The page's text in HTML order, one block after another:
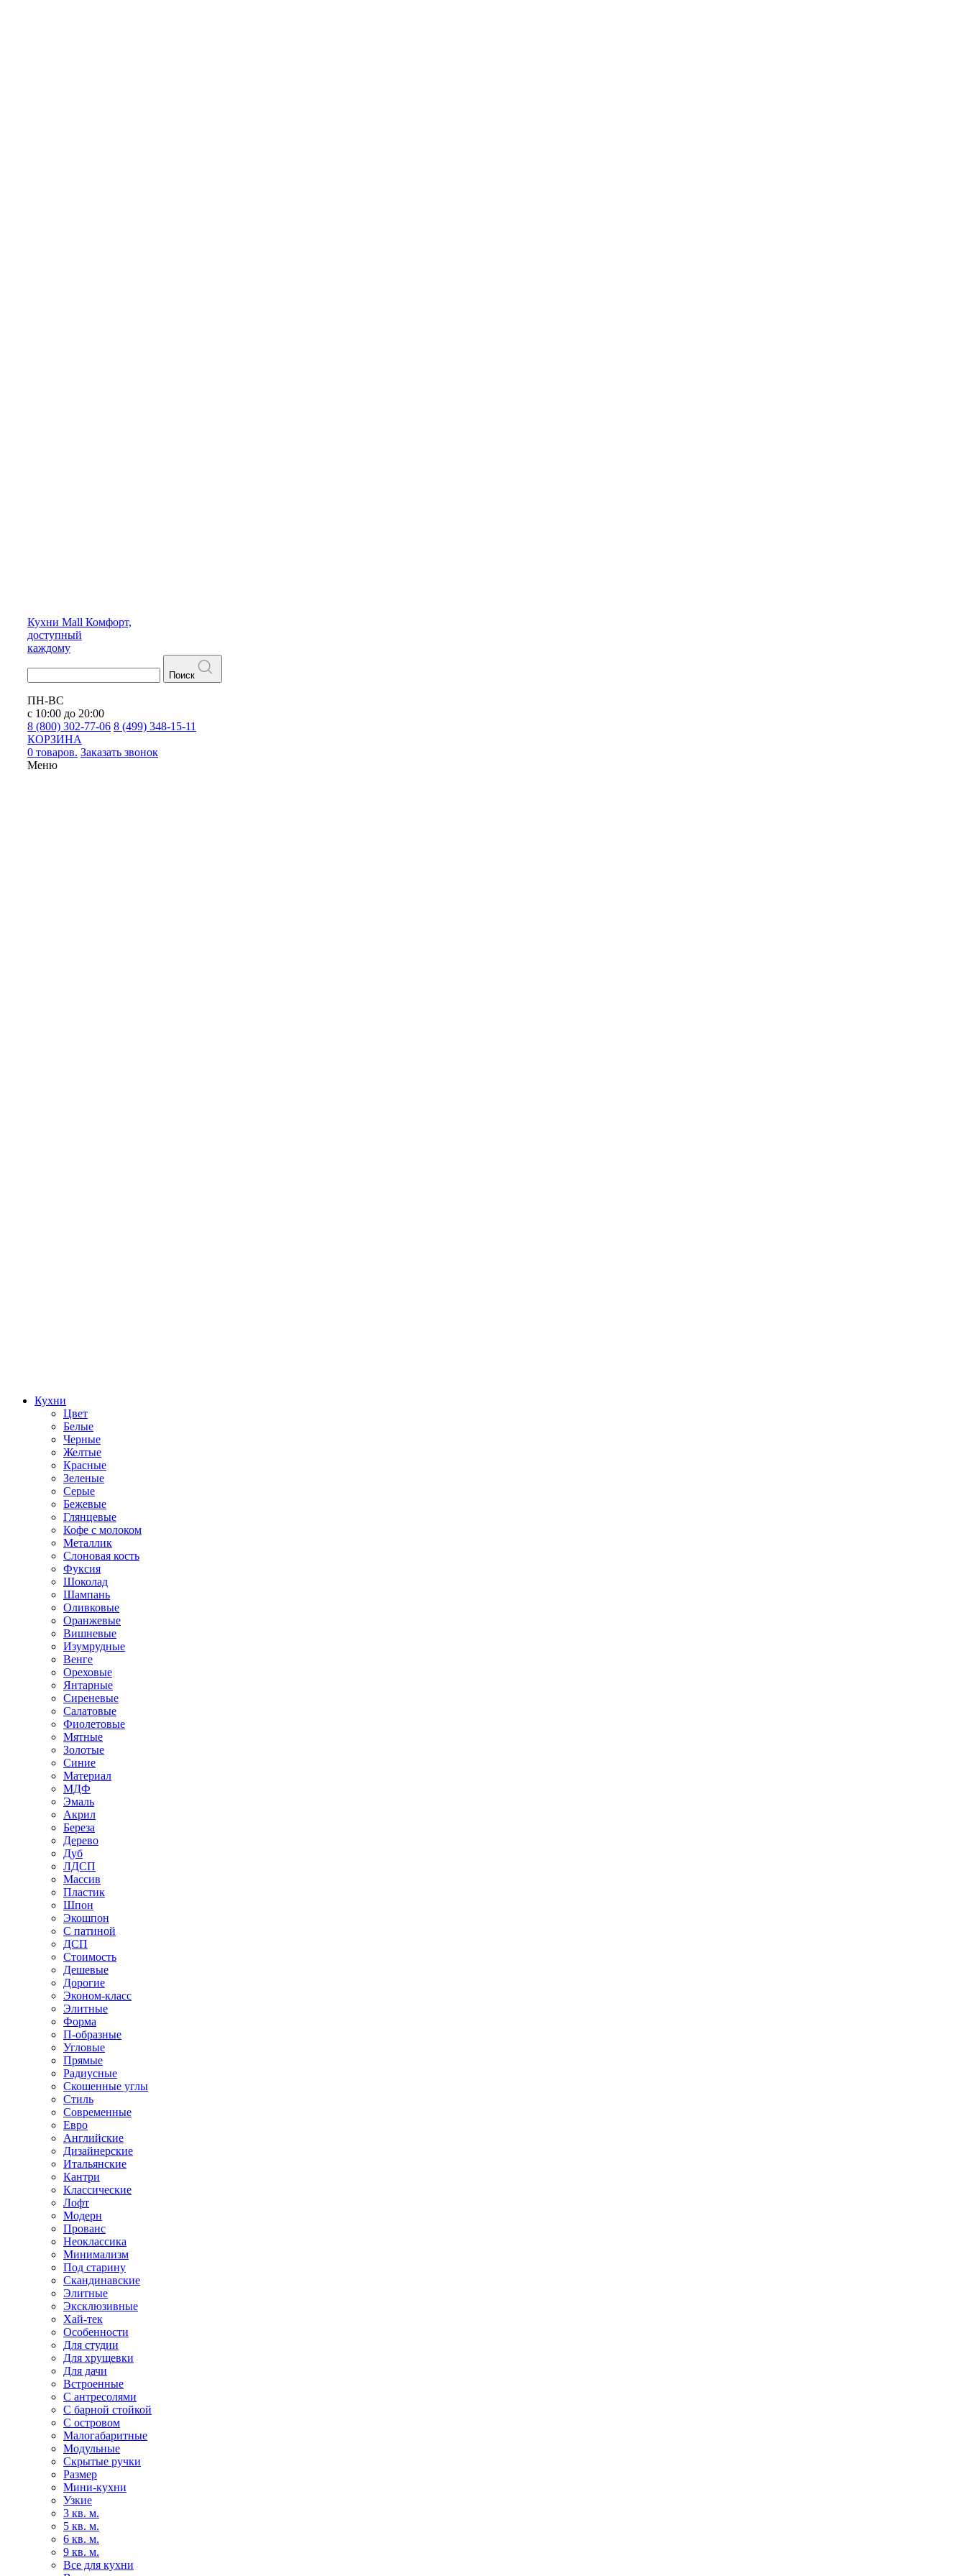
Кухни Mall Комфорт,
доступный
каждому
Поиск
ПН-ВС
с 10:00 до 20:00
8 (800) 302-77-06 8 (499) 348-15-11
КОРЗИНА
0 товаров. Заказать звонок
Меню
Кухни
Цвет
Белые
Черные
Желтые
Красные
Зеленые
Серые
Бежевые
Глянцевые
Кофе с молоком
Металлик
Слоновая кость
Фуксия
Шоколад
Шампань
Оливковые
Оранжевые
Вишневые
Изумрудные
Венге
Ореховые
Янтарные
Сиреневые
Салатовые
Фиолетовые
Мятные
Золотые
Синие
Материал
МДФ
Эмаль
Акрил
Береза
Дерево
Дуб
ЛДСП
Массив
Пластик
Шпон
Экошпон
С патиной
ДСП
Стоимость
Дешевые
Дорогие
Эконом-класс
Элитные
Форма
П-образные
Угловые
Прямые
Радиусные
Скошенные углы
Стиль
Современные
Евро
Английские
Дизайнерские
Итальянские
Кантри
Классические
Лофт
Модерн
Прованс
Неоклассика
Минимализм
Под старину
Скандинавские
Элитные
Эксклюзивные
Хай-тек
Особенности
Для студии
Для хрущевки
Для дачи
Встроенные
С антресолями
С барной стойкой
С островом
Малогабаритные
Модульные
Скрытые ручки
Размер
Мини-кухни
Узкие
3 кв. м.
5 кв. м.
6 кв. м.
9 кв. м.
Все для кухни